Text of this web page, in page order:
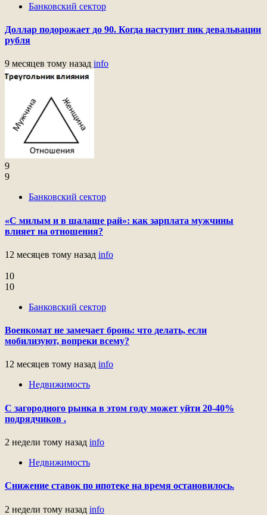
Банковский сектор
Доллар подорожает до 90. Когда наступит пик девальвации
рубля
9 месяцев тому назад info
9
9
Банковский сектор
«С милым и в шалаше рай»: как зарплата мужчины
влияет на отношения?
12 месяцев тому назад info
10
10
Банковский сектор
Военкомат не замечает бронь: что делать, если
мобилизуют, вопреки всему?
12 месяцев тому назад info
Недвижимость
С загородного рынка в этом году может уйти 20-40%
подрядчиков .
2 недели тому назад info
Недвижимость
Снижение ставок по ипотеке на время остановилось.
2 недели тому назад info